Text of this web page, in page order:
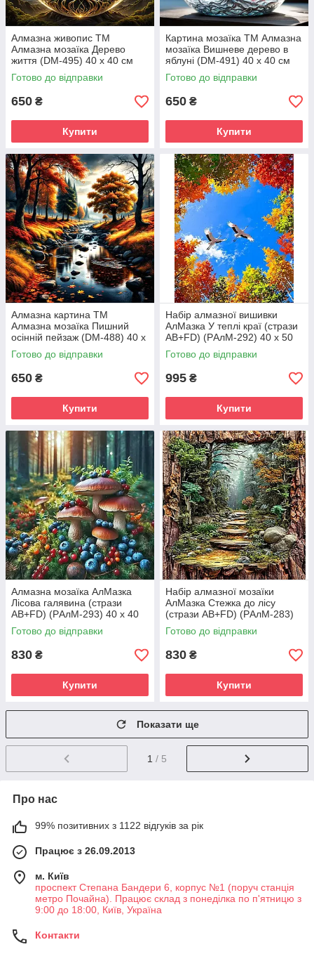
Алмазна живопис ТМ
Алмазна мозаїка Дерево
життя (DM-495) 40 х 40 см
(Без підрамника)
Готово до відправки
650 ₴
Купити
Картина мозаїка ТМ Алмазна
мозаїка Вишневе дерево в
яблуні (DM-491) 40 х 40 см
(Без підрамника)
Готово до відправки
650 ₴
Купити
Алмазна картина ТМ
Алмазна мозаїка Пишний
осінній пейзаж (DM-488) 40 х
40 см (Без підрамника)
Готово до відправки
650 ₴
Купити
Набір алмазної вишивки
АлМазка У теплі краї (стрази
AB+FD) (PАлМ-292) 40 х 50
см (На підрамнику)
Готово до відправки
995 ₴
Купити
Алмазна мозаїка АлМазка
Лісова галявина (стрази
AB+FD) (PАлМ-293) 40 х 40
см (На підрамнику)
Готово до відправки
830 ₴
Купити
Набір алмазної мозаїки
АлМазка Стежка до лісу
(стрази AB+FD) (PАлМ-283)
40 х 40 см (На підрамнику)
Готово до відправки
830 ₴
Купити
Показати ще
1 / 5
Про нас
99% позитивних з 1122 відгуків за рік
Працює з 26.09.2013
м. Київ
проспект Степана Бандери 6, корпус №1 (поруч станція
метро Почайна). Працює склад з понеділка по п'ятницю з
9:00 до 18:00, Київ, Україна
Контакти